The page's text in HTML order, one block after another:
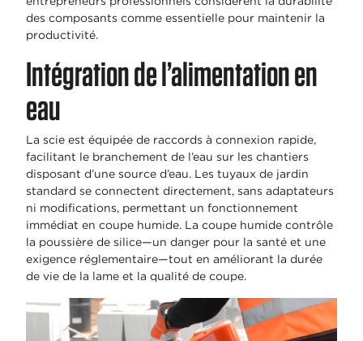
des composants comme essentielle pour maintenir la
productivité.
Intégration de l’alimentation en
eau
La scie est équipée de raccords à connexion rapide,
facilitant le branchement de l’eau sur les chantiers
disposant d’une source d’eau. Les tuyaux de jardin
standard se connectent directement, sans adaptateurs
ni modifications, permettant un fonctionnement
immédiat en coupe humide. La coupe humide contrôle
la poussière de silice—un danger pour la santé et une
exigence réglementaire—tout en améliorant la durée
de vie de la lame et la qualité de coupe.